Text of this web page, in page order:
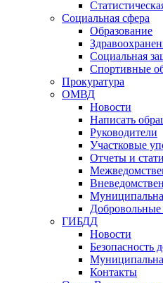
Социальная сфера
Образование
Социальная
Спортивные
Прокуратура
ОМВД
Новости
Написать
Руководители
Участковые
Отчеты и
ГИБДД
Новости
Безопасность
Контакты